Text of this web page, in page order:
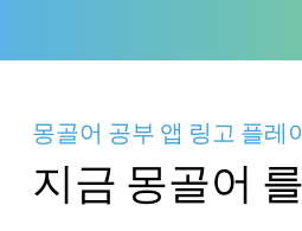
몽골어 공부 앱 링고 플레
지금 몽골어